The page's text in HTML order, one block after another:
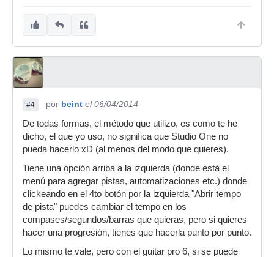
#4 por beint el 06/04/2014
De todas formas, el método que utilizo, es como te he
dicho, el que yo uso, no significa que Studio One no
pueda hacerlo xD (al menos del modo que quieres).
Tiene una opción arriba a la izquierda (donde está el
menú para agregar pistas, automatizaciones etc.) donde
clickeando en el 4to botón por la izquierda "Abrir tempo
de pista" puedes cambiar el tempo en los
compases/segundos/barras que quieras, pero si quieres
hacer una progresión, tienes que hacerla punto por punto.
Lo mismo te vale, pero con el guitar pro 6, si se puede